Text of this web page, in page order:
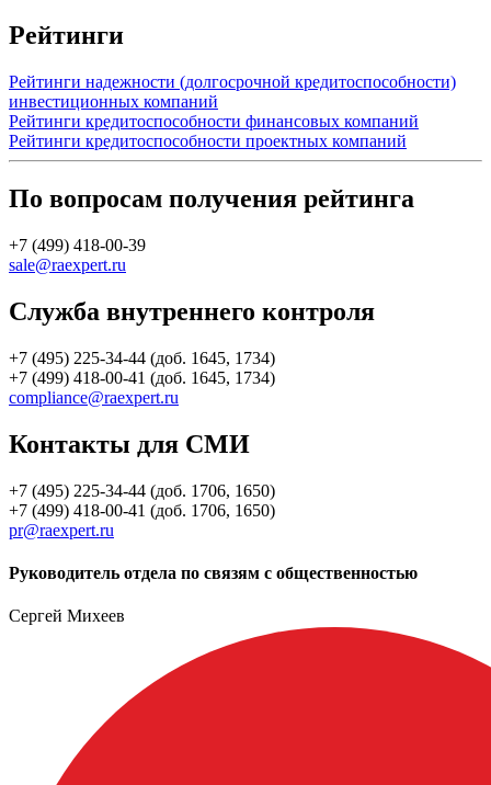
Рейтинги
Рейтинги надежности (долгосрочной кредитоспособности)
инвестиционных компаний
Рейтинги кредитоспособности финансовых компаний
Рейтинги кредитоспособности проектных компаний
По вопросам получения рейтинга
+7 (499) 418-00-39
sale@raexpert.ru
Служба внутреннего контроля
+7 (495) 225-34-44 (доб. 1645, 1734)
+7 (499) 418-00-41 (доб. 1645, 1734)
compliance@raexpert.ru
Контакты для СМИ
+7 (495) 225-34-44 (доб. 1706, 1650)
+7 (499) 418-00-41 (доб. 1706, 1650)
pr@raexpert.ru
Руководитель отдела по связям с общественностью
Сергей Михеев